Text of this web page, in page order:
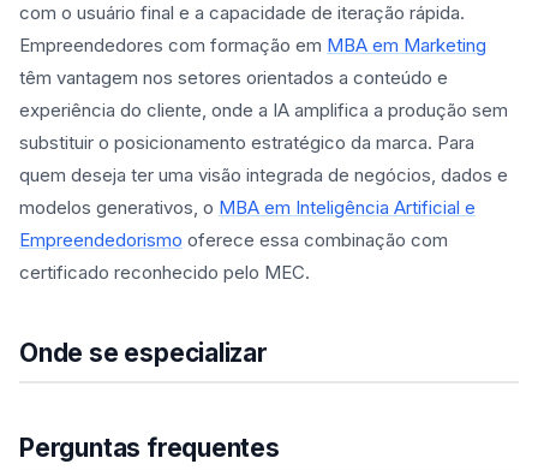
com o usuário final e a capacidade de iteração rápida.
Empreendedores com formação em MBA em Marketing
têm vantagem nos setores orientados a conteúdo e
experiência do cliente, onde a IA amplifica a produção sem
substituir o posicionamento estratégico da marca. Para
quem deseja ter uma visão integrada de negócios, dados e
modelos generativos, o MBA em Inteligência Artificial e
Empreendedorismo oferece essa combinação com
certificado reconhecido pelo MEC.
Onde se especializar
Perguntas frequentes